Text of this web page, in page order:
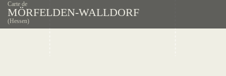
Carte de
MÖRFELDEN-WALLDORF
(Hessen)